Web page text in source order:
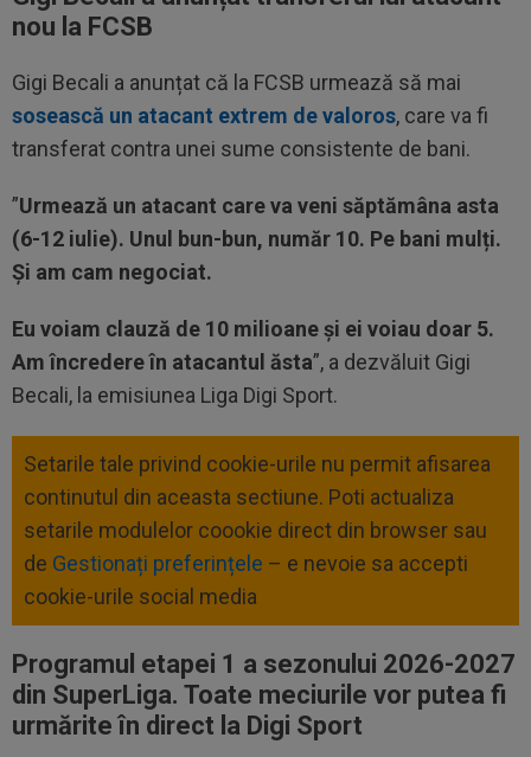
nou la FCSB
Gigi Becali a anunțat că la FCSB urmează să mai
sosească un atacant extrem de valoros, care va fi
transferat contra unei sume consistente de bani.
”Urmează un atacant care va veni săptămâna asta
(6-12 iulie). Unul bun-bun, număr 10. Pe bani mulți.
Și am cam negociat.
Eu voiam clauză de 10 milioane și ei voiau doar 5.
Am încredere în atacantul ăsta”, a dezvăluit Gigi
Becali, la emisiunea Liga Digi Sport.
Setarile tale privind cookie-urile nu permit afisarea
continutul din aceasta sectiune. Poti actualiza
setarile modulelor coookie direct din browser sau
de Gestionați preferințele – e nevoie sa accepti
cookie-urile social media
Programul etapei 1 a sezonului 2026-2027
din SuperLiga. Toate meciurile vor putea fi
urmărite în direct la Digi Sport